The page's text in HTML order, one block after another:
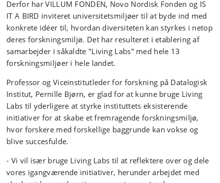
Derfor har VILLUM FONDEN, Novo Nordisk Fonden og IS
IT A BIRD inviteret universitetsmiljøer til at byde ind med
konkrete idéer til, hvordan diversiteten kan styrkes i netop
deres forskningsmiljø. Det har resulteret i etablering af
samarbejder i såkaldte "Living Labs" med hele 13
forskningsmiljøer i hele landet.
Professor og Viceinstitutleder for forskning på Datalogisk
Institut, Pernille Bjørn, er glad for at kunne bruge Living
Labs til yderligere at styrke instituttets eksisterende
initiativer for at skabe et fremragende forskningsmiljø,
hvor forskere med forskellige baggrunde kan vokse og
blive succesfulde.
- Vi vil især bruge Living Labs til at reflektere over og dele
vores igangværende initiativer, herunder arbejdet med